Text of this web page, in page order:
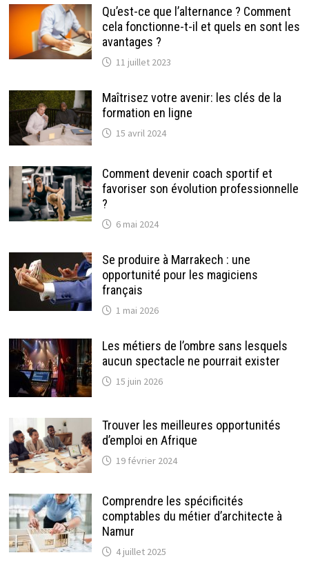
Qu’est-ce que l’alternance ? Comment
cela fonctionne-t-il et quels en sont les
avantages ?
11 juillet 2023
Maîtrisez votre avenir: les clés de la
formation en ligne
15 avril 2024
Comment devenir coach sportif et
favoriser son évolution professionnelle
?
6 mai 2024
Se produire à Marrakech : une
opportunité pour les magiciens
français
1 mai 2026
Les métiers de l’ombre sans lesquels
aucun spectacle ne pourrait exister
15 juin 2026
Trouver les meilleures opportunités
d’emploi en Afrique
19 février 2024
Comprendre les spécificités
comptables du métier d’architecte à
Namur
4 juillet 2025